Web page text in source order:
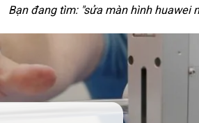
Bạn đang tìm: "sửa màn hình huawei